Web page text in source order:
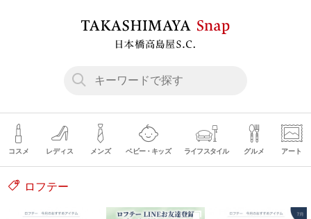
コスメ レディス メンズ ベビー・キッズ ライフスタイル グルメ アート
ロフテー